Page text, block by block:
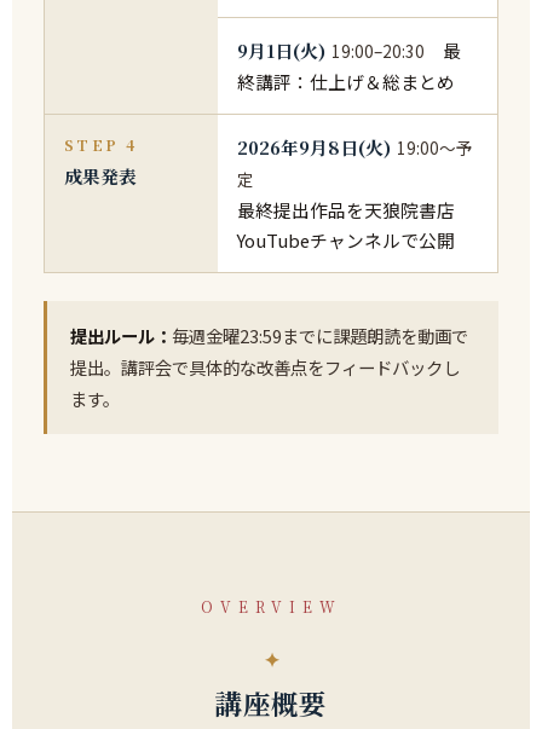
9月1日(火) 19:00–20:30 最
終講評：仕上げ＆総まとめ
STEP 4
成果発表
2026年9月8日(火) 19:00〜予
定
最終提出作品を天狼院書店
YouTubeチャンネルで公開
提出ルール： 毎週金曜23:59までに課題朗読を動画で
提出。講評会で具体的な改善点をフィードバックし
ます。
OVERVIEW
講座概要